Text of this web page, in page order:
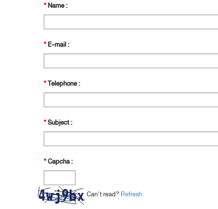
*Name :
*E-mail :
*Telephone :
*Subject :
*Capcha :
Can't read?Refresh